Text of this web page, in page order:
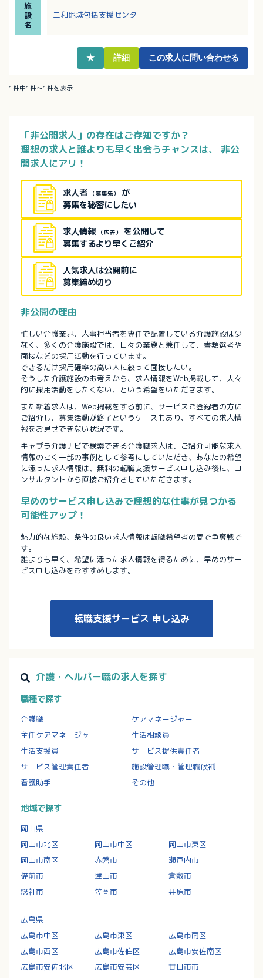
ります！
施
設
名
三和地域包括支援センター
★ 詳細 この求人に問い合わせる
1件中1件～1件を表示
「非公開求人」の存在はご存知ですか？
理想の求人と誰よりも早く出会うチャンスは、
非公
開求人にアリ！
求人者 （募集先）
が
募集を秘密にしたい
求人情報 （広告）
を公開して
募集するより早くご紹介
人気求人は公開前に
募集締め切り
非公開の理由
忙しい介護業界、人事担当者を専任で配置している介護施設は少
なく、多くの介護施設では、日々の業務と兼任して、書類選考や
面接などの採用活動を行っています。
できるだけ採用確率の高い人に絞って面接したい。
そうした介護施設のお考えから、求人情報をWeb掲載して、大々
的に採用活動をしたくない、という希望をいただきます。
また新着求人は、Web掲載をする前に、サービスご登録者の方に
ご紹介し、募集活動が終了というケースもあり、すべての求人情
報をお見せできない状況です。
キャプラ介護ナビで検索できる介護職求人は、ご紹介可能な求人
情報のごく一部の事例として参考にしていただき、あなたの希望
に添った求人情報は、無料の転職支援サービス申し込み後に、コ
ンサルタントから直接ご紹介させていただきます。
早めのサービス申し込みで理想的な仕事が見つかる
可能性アップ！
魅力的な施設、条件の良い求人情報は転職希望者の間で争奪戦で
す。
誰よりも早く、希望に添った求人情報を得るために、早めのサー
ビス申し込みをおすすめします。
転職支援サービス 申し込み
介護・ヘルパー職の求人を探す
職種で探す
介護職
ケアマネージャー
主任ケアマネージャー
生活相談員
生活支援員
サービス提供責任者
サービス管理責任者
施設管理職・管理職候補
看護助手
その他
地域で探す
岡山県
岡山市北区
岡山市中区
岡山市東区
岡山市南区
赤磐市
瀬戸内市
備前市
津山市
倉敷市
総社市
笠岡市 井原市
広島県
広島市中区
広島市東区
広島市南区
広島市西区
広島市佐伯区
広島市安佐南区
広島市安佐北区
広島市安芸区
廿日市市